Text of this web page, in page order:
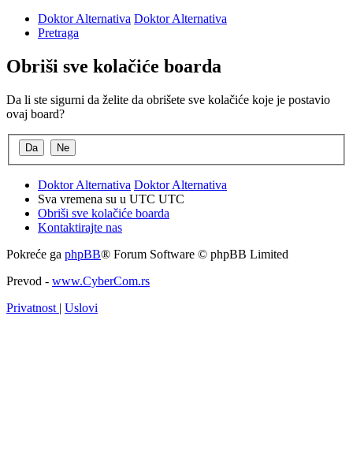
Doktor Alternativa Doktor Alternativa
Pretraga
Obriši sve kolačiće boarda
Da li ste sigurni da želite da obrišete sve kolačiće koje je postavio
ovaj board?
Doktor Alternativa Doktor Alternativa
Sva vremena su u UTC UTC
Obriši sve kolačiće boarda
Kontaktirajte nas
Pokreće ga phpBB® Forum Software © phpBB Limited
Prevod - www.CyberCom.rs
Privatnost | Uslovi